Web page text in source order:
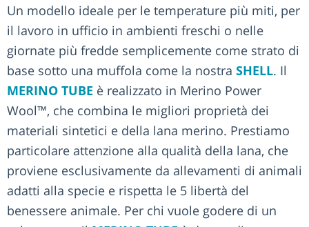
Un modello ideale per le temperature più miti, per
il lavoro in ufficio in ambienti freschi o nelle
giornate più fredde semplicemente come strato di
base sotto una muffola come la nostra SHELL. Il
MERINO TUBE è realizzato in Merino Power
Wool™, che combina le migliori proprietà dei
materiali sintetici e della lana merino. Prestiamo
particolare attenzione alla qualità della lana, che
proviene esclusivamente da allevamenti di animali
adatti alla specie e rispetta le 5 libertà del
benessere animale. Per chi vuole godere di un